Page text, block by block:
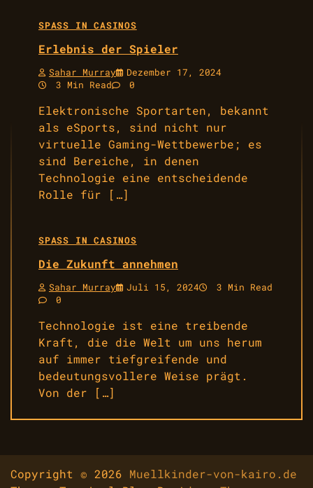
SPASS IN CASINOS
Erlebnis der Spieler
Sahar Murray
Dezember 17, 2024
3 Min Read
0
Elektronische Sportarten, bekannt
als eSports, sind nicht nur
virtuelle Gaming-Wettbewerbe; es
sind Bereiche, in denen
Technologie eine entscheidende
Rolle für […]
SPASS IN CASINOS
Die Zukunft annehmen
Sahar Murray Juli 15, 2024
3 Min Read
0
Technologie ist eine treibende
Kraft, die die Welt um uns herum
auf immer tiefgreifende und
bedeutungsvollere Weise prägt.
Von der […]
Copyright © 2026 Muellkinder-von-kairo.de